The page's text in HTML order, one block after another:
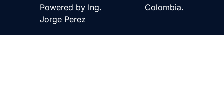
Powered by Ing.
Jorge Perez
Colombia.